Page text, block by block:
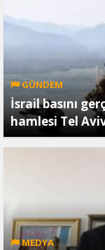
GÜNDEM
İsrail basını
hamlesi Tel
MEDYA